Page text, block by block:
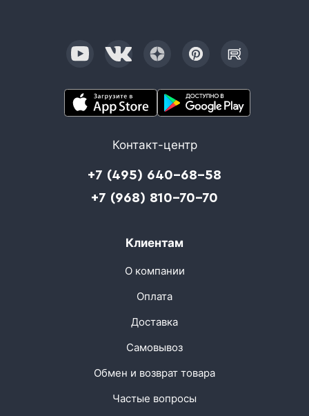
Контакт-центр
+7 (495) 640-68-58
+7 (968) 810-70-70
Клиентам
О компании
Оплата
Доставка
Самовывоз
Обмен и возврат товара
Частые вопросы